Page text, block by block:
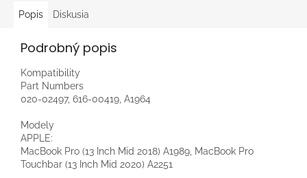
Popis Diskusia
Podrobný popis
Kompatibility
Part Numbers
020-02497, 616-00419, A1964
Modely
APPLE:
MacBook Pro (13 Inch Mid 2018) A1989, MacBook Pro
Touchbar (13 Inch Mid 2020) A2251